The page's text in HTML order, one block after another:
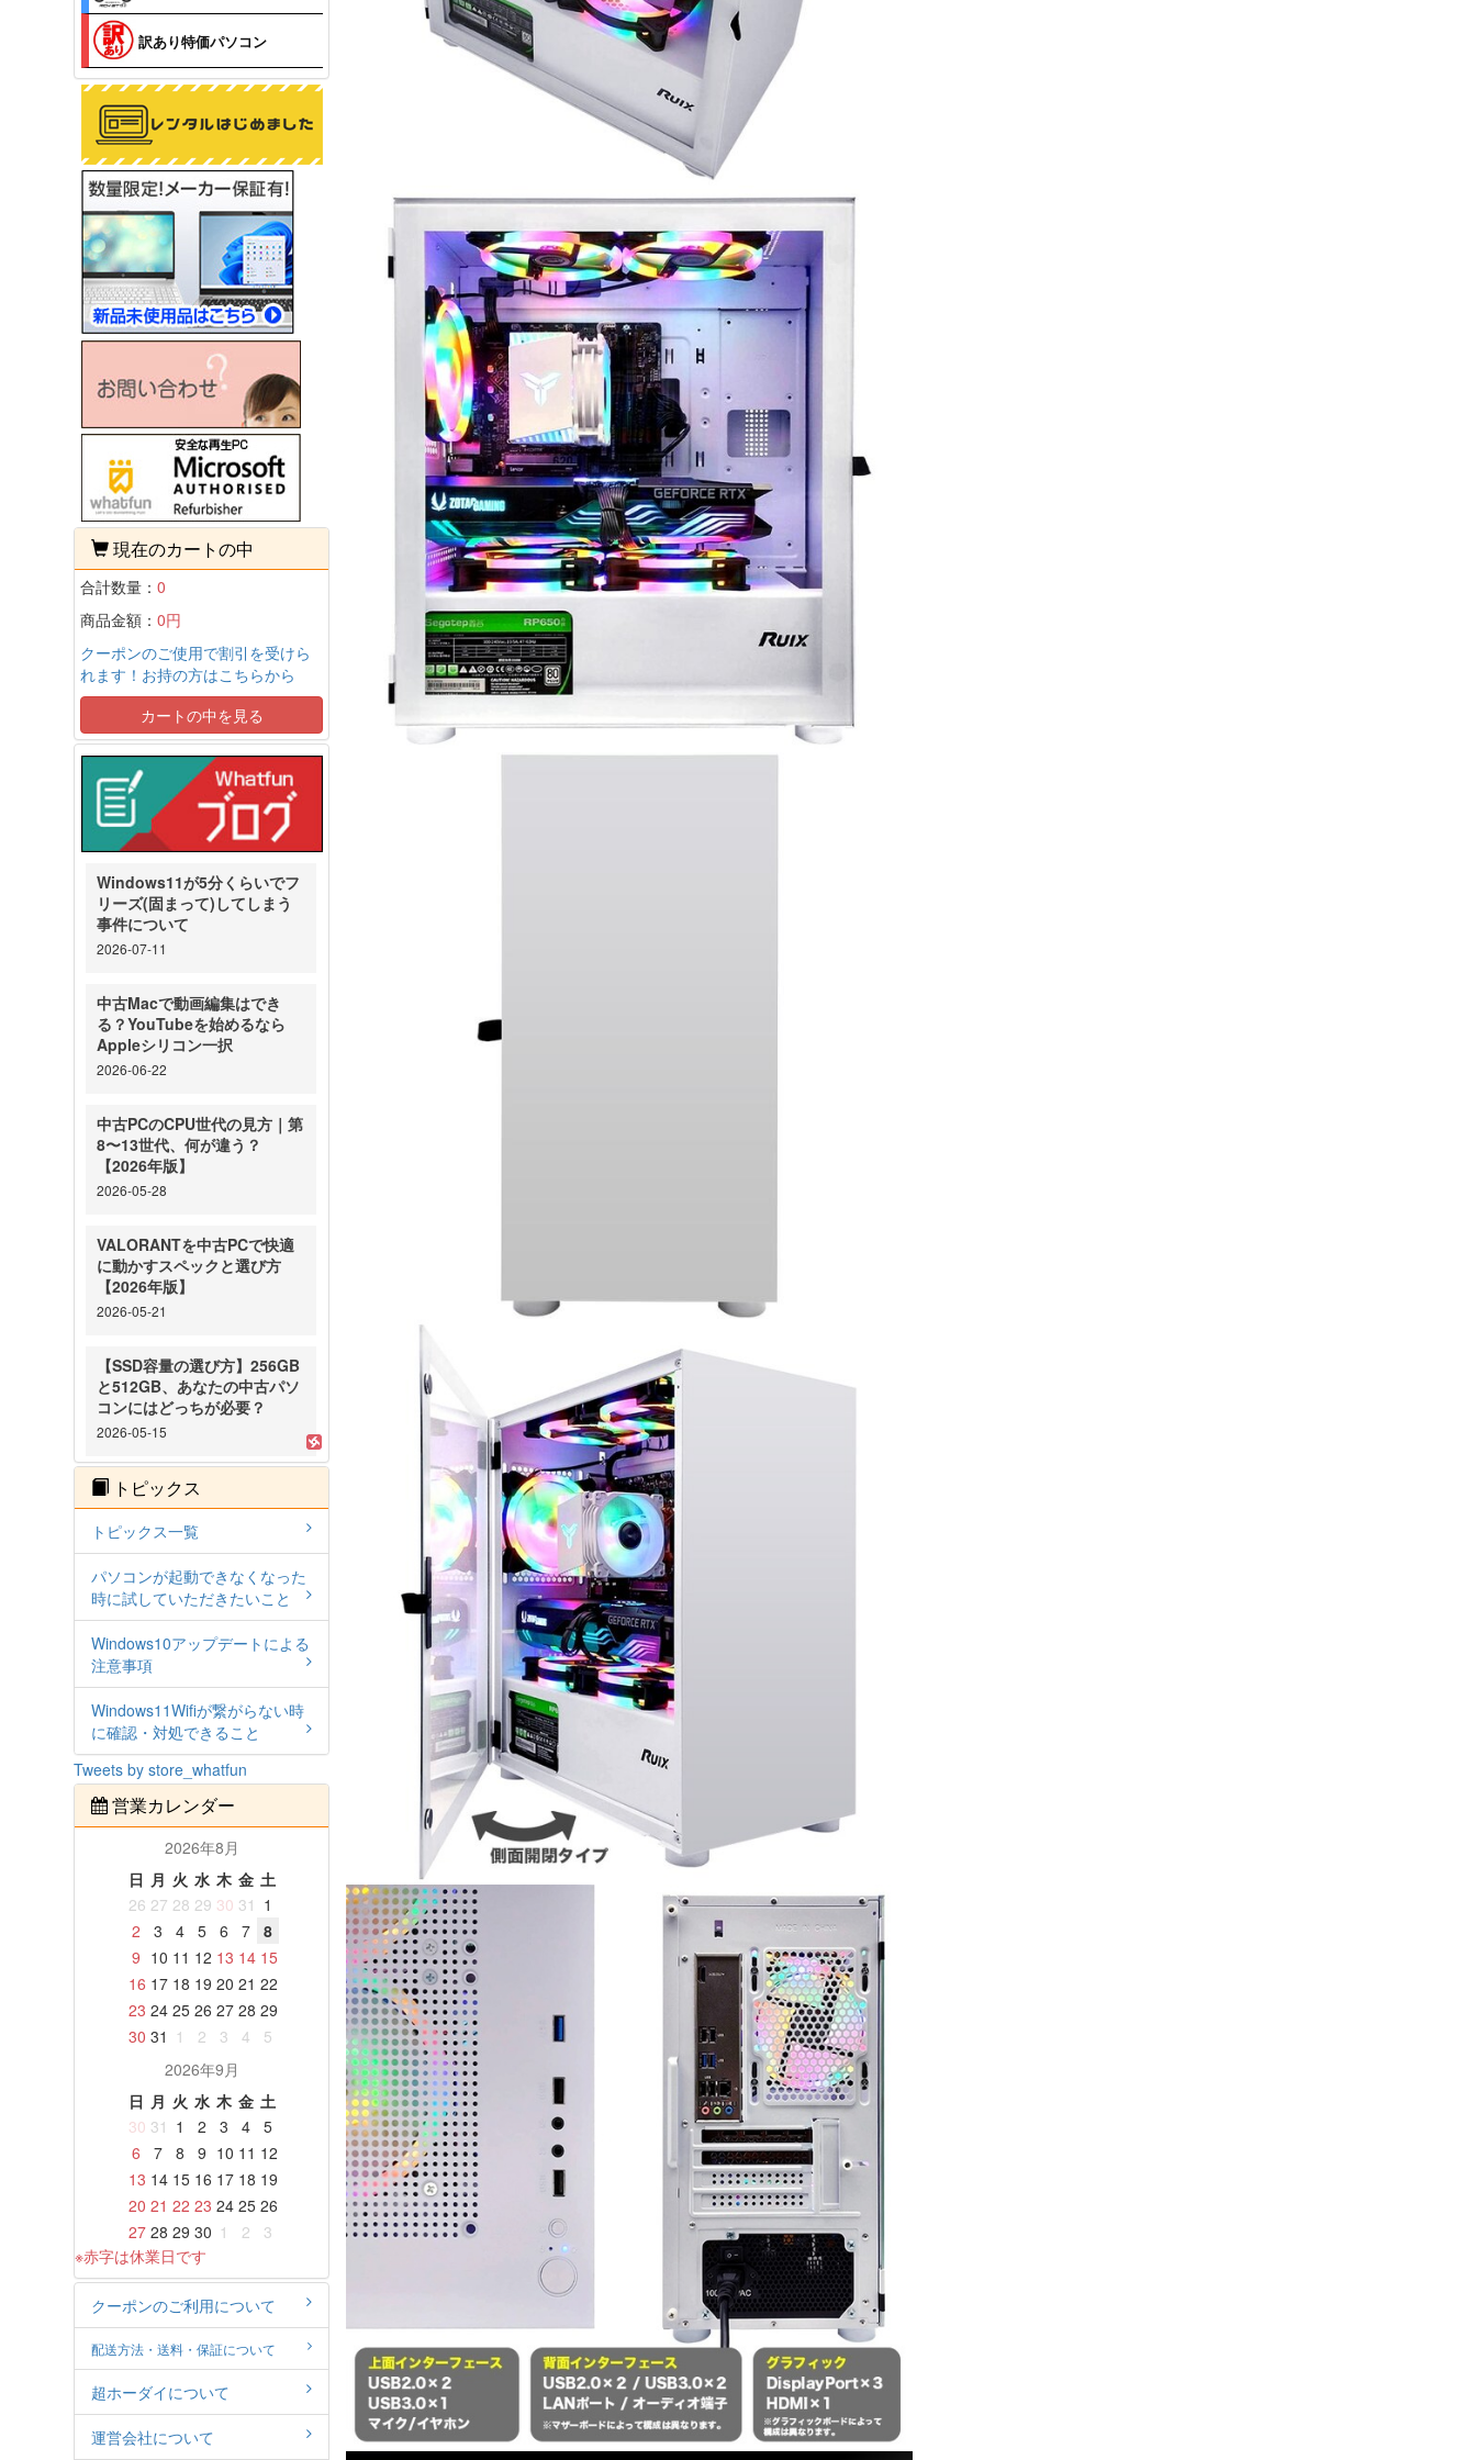
訳あり特価パソコン
現在のカートの中
合計数量： 0
商品金額： 0円
クーポンのご使用で割引を受けら
れます！お持の方はこちらから
カートの中を見る
Windows11が5分くらいでフ
リーズ(固まって)してしまう
事件について
2026-07-11
中古Macで動画編集はでき
る？YouTubeを始めるなら
Appleシリコン一択
2026-06-22
中古PCのCPU世代の見方｜第
8〜13世代、何が違う？
【2026年版】
2026-05-28
VALORANTを中古PCで快適
に動かすスペックと選び方
【2026年版】
2026-05-21
【SSD容量の選び方】256GB
と512GB、あなたの中古パソ
コンにはどっちが必要？
2026-05-15
トピックス
トピックス一覧
パソコンが起動できなくなった
時に試していただきたいこと
Windows10アップデートによる
注意事項
Windows11Wifiが繋がらない時
に確認・対処できること
Tweets by store_whatfun
営業カレンダー
2026年8月
日 月 火 水 木 金 土
26 27 28 29 30 31 1
2
3 4 5 6 7
8
9 10 11 12 13 14 15
16 17 18 19 20 21 22
23 24 25 26 27 28 29
30 31 1 2 3 4
5
2026年9月
日 月 火 水 木 金 土
30 31 1 2 3 4
5
6
7 8 9 10 11 12
13 14 15 16 17 18 19
20 21 22 23 24 25 26
27 28 29 30 1 2
3
※赤字は休業日です
クーポンのご利用について
配送方法・送料・保証について
超ホーダイについて
運営会社について